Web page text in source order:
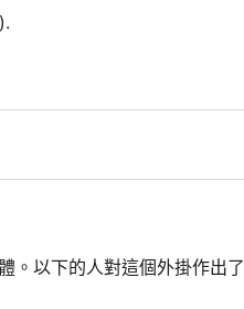
。以下的人對這個外掛作出